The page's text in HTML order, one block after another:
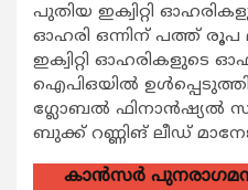
പുതിയ ഇക്വിറ്റി
ഓഹരി ഒന്നിന് പത്ത് രൂപ
ഇക്വിറ്റി
ഐപിഒയില്‍
ഗ്ലോബല്‍ ഫിനാന്‍ഷ്യല്‍
ബുക്ക് റണ്ണിങ് ലീഡ്
കാന്‍സര്‍